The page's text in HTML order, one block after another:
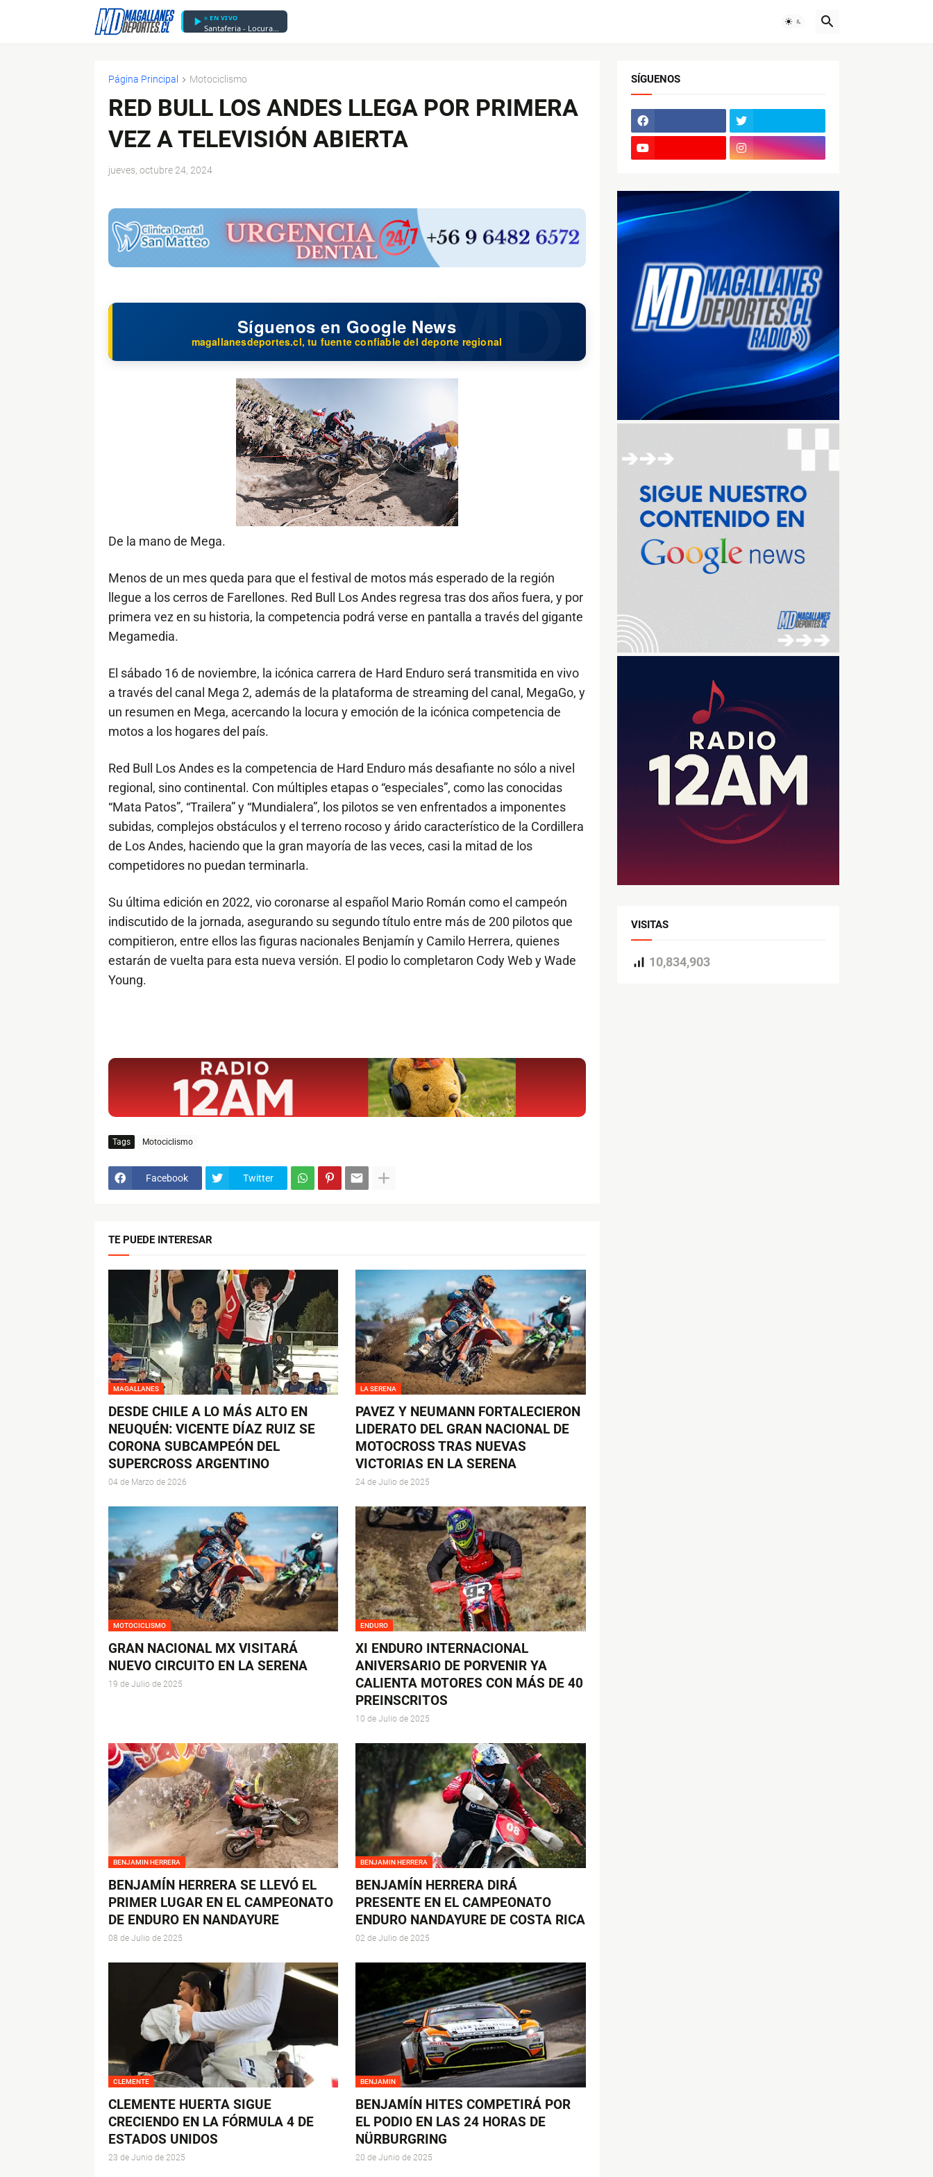
EN VIVO
Santaferia - Locura y Pasión
Página Principal Motociclismo
RED BULL LOS ANDES LLEGA POR PRIMERA
VEZ A TELEVISIÓN ABIERTA
jueves, octubre 24, 2024
Síguenos en Google News
magallanesdeportes.cl, tu fuente confiable del deporte regional
De la mano de Mega.
Menos de un mes queda para que el festival de motos más esperado de la región
llegue a los cerros de Farellones. Red Bull Los Andes regresa tras dos años fuera, y por
primera vez en su historia, la competencia podrá verse en pantalla a través del gigante
Megamedia.
El sábado 16 de noviembre, la icónica carrera de Hard Enduro será transmitida en vivo
a través del canal Mega 2, además de la plataforma de streaming del canal, MegaGo, y
un resumen en Mega, acercando la locura y emoción de la icónica competencia de
motos a los hogares del país.
Red Bull Los Andes es la competencia de Hard Enduro más desafiante no sólo a nivel
regional, sino continental. Con múltiples etapas o “especiales”, como las conocidas
“Mata Patos”, “Trailera” y “Mundialera”, los pilotos se ven enfrentados a imponentes
subidas, complejos obstáculos y el terreno rocoso y árido característico de la Cordillera
de Los Andes, haciendo que la gran mayoría de las veces, casi la mitad de los
competidores no puedan terminarla.
Su última edición en 2022, vio coronarse al español Mario Román como el campeón
indiscutido de la jornada, asegurando su segundo título entre más de 200 pilotos que
compitieron, entre ellos las figuras nacionales Benjamín y Camilo Herrera, quienes
estarán de vuelta para esta nueva versión. El podio lo completaron Cody Web y Wade
Young.
Tags Motociclismo
Facebook Twitter
TE PUEDE INTERESAR
MAGALLANES
DESDE CHILE A LO MÁS ALTO EN
NEUQUÉN: VICENTE DÍAZ RUIZ SE
CORONA SUBCAMPEÓN DEL
SUPERCROSS ARGENTINO
04 de Marzo de 2026
LA SERENA
PAVEZ Y NEUMANN FORTALECIERON
LIDERATO DEL GRAN NACIONAL DE
MOTOCROSS TRAS NUEVAS
VICTORIAS EN LA SERENA
24 de Julio de 2025
MOTOCICLISMO
GRAN NACIONAL MX VISITARÁ
NUEVO CIRCUITO EN LA SERENA
19 de Julio de 2025
ENDURO
XI ENDURO INTERNACIONAL
ANIVERSARIO DE PORVENIR YA
CALIENTA MOTORES CON MÁS DE 40
PREINSCRITOS
10 de Julio de 2025
BENJAMIN HERRERA
BENJAMÍN HERRERA SE LLEVÓ EL
PRIMER LUGAR EN EL CAMPEONATO
DE ENDURO EN NANDAYURE
08 de Julio de 2025
BENJAMIN HERRERA
BENJAMÍN HERRERA DIRÁ
PRESENTE EN EL CAMPEONATO
ENDURO NANDAYURE DE COSTA RICA
02 de Julio de 2025
CLEMENTE
CLEMENTE HUERTA SIGUE
CRECIENDO EN LA FÓRMULA 4 DE
ESTADOS UNIDOS
23 de Junio de 2025
BENJAMIN
BENJAMÍN HITES COMPETIRÁ POR
EL PODIO EN LAS 24 HORAS DE
NÜRBURGRING
20 de Junio de 2025
SÍGUENOS
VISITAS
10,834,903